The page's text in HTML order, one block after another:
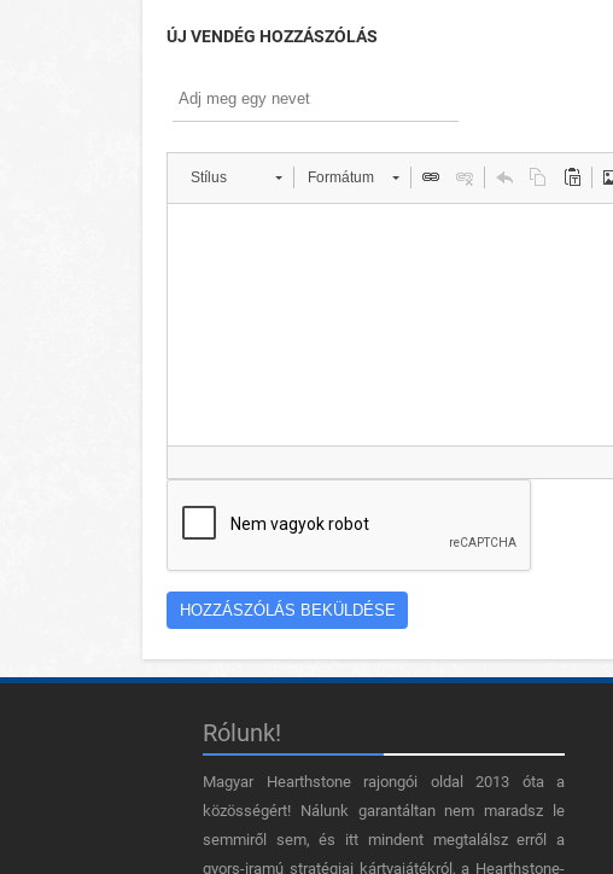
ÚJ VENDÉG HOZZÁSZÓLÁS
Stílus Formátum
Rólunk!
Magyar Hearthstone​ rajongói oldal 2013 óta a
közösségért! Nálunk garantáltan nem maradsz le
semmiről sem, és itt mindent megtalálsz erről a
gyors-iramú stratégiai kártyajátékról, a Hearthstone-